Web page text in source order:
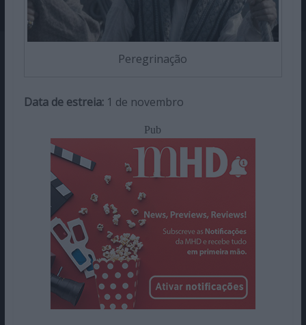
Peregrinação
Data de estreia:1 de novembro
Pub